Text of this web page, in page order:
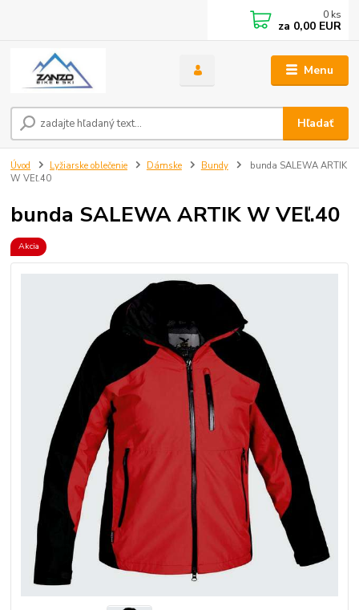
Menu
Hľadať
0 ks
za 0,00 EUR
Úvod Lyžiarske oblečenie Dámske Bundy
bunda SALEWA ARTIK
W VEľ.40
bunda SALEWA ARTIK W VEľ.40
Akcia